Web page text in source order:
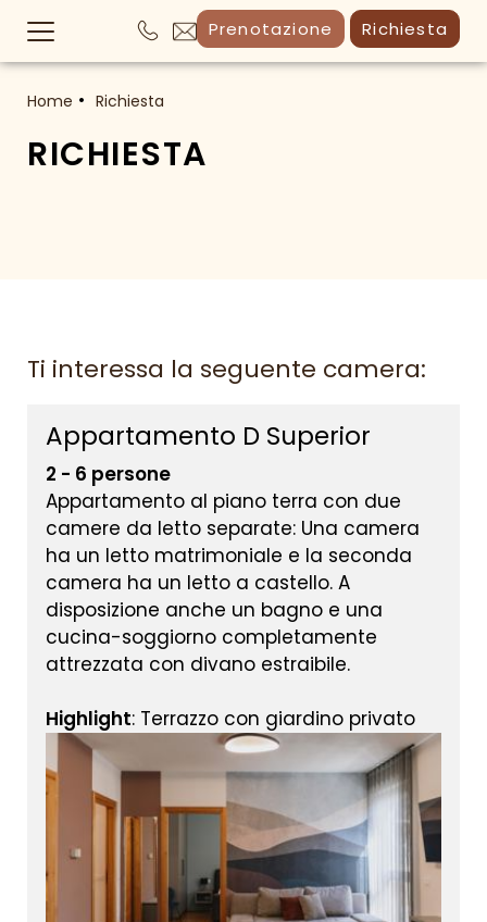
Prenotazione Richiesta
Home Richiesta
RICHIESTA
Ti interessa la seguente camera:
Appartamento D Superior
2 - 6 persone
Appartamento al piano terra con due
camere da letto separate: Una camera
ha un letto matrimoniale e la seconda
camera ha un letto a castello. A
disposizione anche un bagno e una
cucina-soggiorno completamente
attrezzata con divano estraibile.
Highlight: Terrazzo con giardino privato